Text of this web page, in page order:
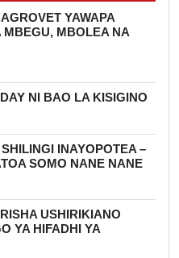
YAWAPA
MBOLEA NA
NI BAO LA KISIGINO
INAYOPOTEA –
SOMO NANE NANE
USHIRIKIANO
YA HIFADHI YA